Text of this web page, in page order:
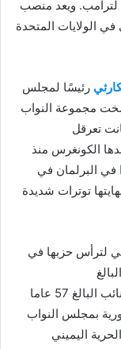
لترامب. ويعد منصب
الولايات المتحدة
رئيسًا لمجلس
مجموعة النواب
تعرقل
الكونغرس منذ
جدًا في البرلمان في
توترات شديدة
لترأس حزبها في
عددهم 435 عضوا بالاقتراع السري مكارثي النائب البالغ 57 عاما
بمجلس النواب
الحرية اليميني